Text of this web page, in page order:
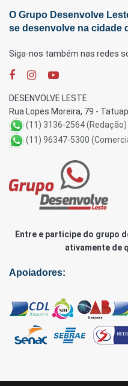
O Grupo Desenvolve
se desenvolve na cidade
Siga-nos também nas redes
DESENVOLVE LESTE
Rua Lopes Moreira, 79 -
(11) 3136-2564 (Redação)
(11) 96347-5300
Entre e participe do grupo
ativamente de
Apoiadores: